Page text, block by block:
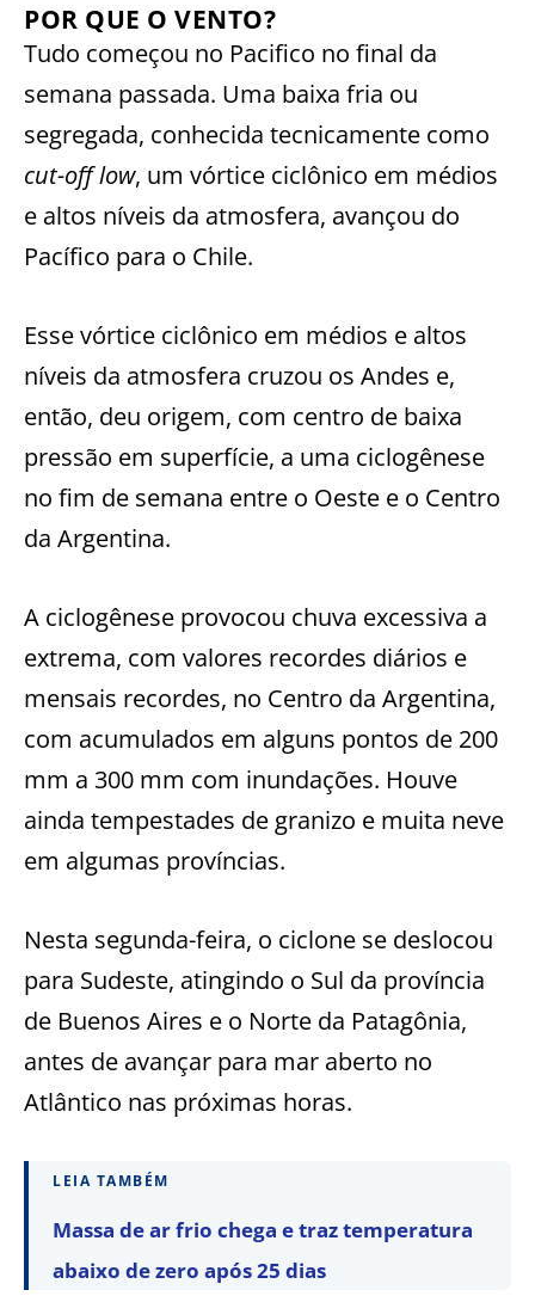
POR QUE O VENTO?
Tudo começou no Pacifico no final da
semana passada. Uma baixa fria ou
segregada, conhecida tecnicamente como
cut-off low, um vórtice ciclônico em médios
e altos níveis da atmosfera, avançou do
Pacífico para o Chile.
Esse vórtice ciclônico em médios e altos
níveis da atmosfera cruzou os Andes e,
então, deu origem, com centro de baixa
pressão em superfície, a uma ciclogênese
no fim de semana entre o Oeste e o Centro
da Argentina.
A ciclogênese provocou chuva excessiva a
extrema, com valores recordes diários e
mensais recordes, no Centro da Argentina,
com acumulados em alguns pontos de 200
mm a 300 mm com inundações. Houve
ainda tempestades de granizo e muita neve
em algumas províncias.
Nesta segunda-feira, o ciclone se deslocou
para Sudeste, atingindo o Sul da província
de Buenos Aires e o Norte da Patagônia,
antes de avançar para mar aberto no
Atlântico nas próximas horas.
LEIA TAMBÉM
Massa de ar frio chega e traz temperatura
abaixo de zero após 25 dias